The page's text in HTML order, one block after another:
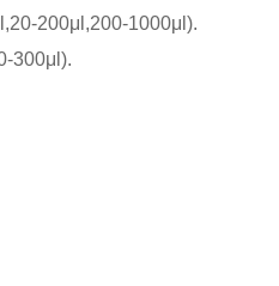
200μl,200-1000μl).
300μl).